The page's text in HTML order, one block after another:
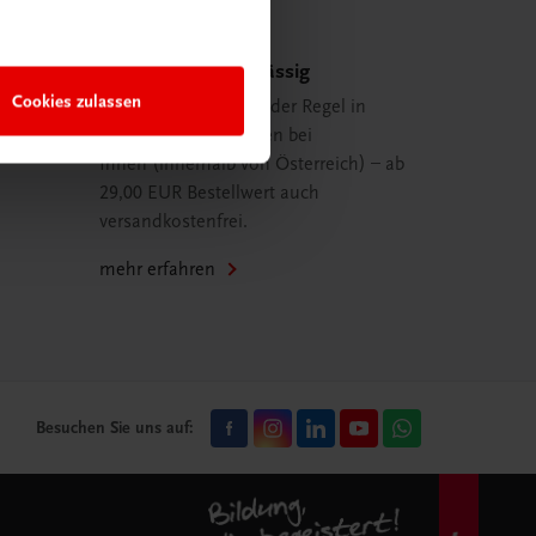
Cookies zulassen
Schnell und zuverlässig
Ihre Bestellung ist in der Regel in
spätestens 48 Stunden bei
Ihnen (innerhalb von Österreich) – ab
29,00 EUR Bestellwert auch
versandkostenfrei.
mehr erfahren
Besuchen Sie uns auf: